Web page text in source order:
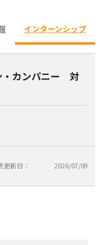
インターンシップ
・カンパニー 対
更新日： 2026/07/09